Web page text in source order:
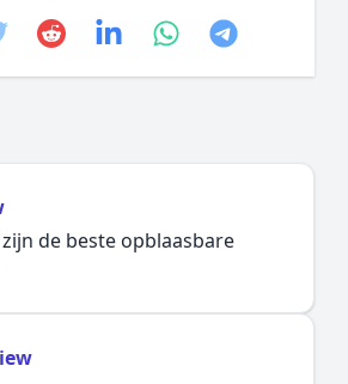
Redditlinkedinwhatsapp
telegram
de beste opblaasbare